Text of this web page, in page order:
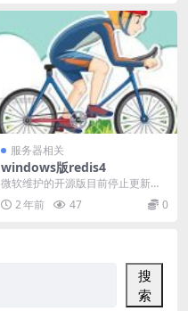
服务器相关
windows版redis4
微软维护的开源版目前停止更新
了，最新的还是2016年7月发布的
3.2.100版本...
2 年前 47 0
搜
索